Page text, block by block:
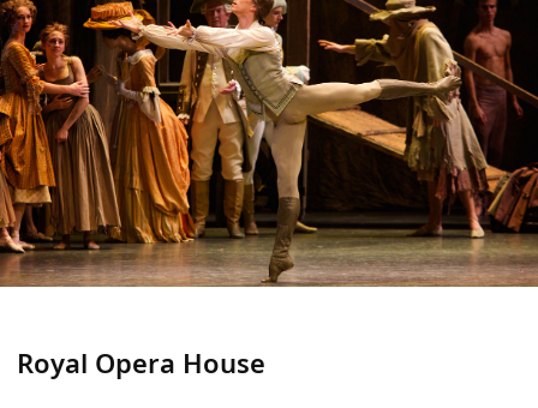
Royal Opera House